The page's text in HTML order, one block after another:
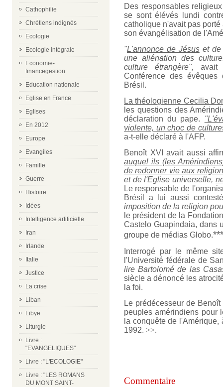
Cathophilie
Chrétiens indignés
Ecologie
Ecologie intégrale
Economie-
financegestion
Education nationale
Eglise en France
Eglises
En 2012
Europe
Evangiles
Famille
Guerre
Histoire
Idées
Intelligence artificielle
Iran
Irlande
Italie
Justice
La crise
Liban
Libye
Liturgie
Livre :
"EVANGELIQUES"
Livre : "L'ECOLOGIE"
Livre : "LES ROMANS
DU MONT SAINT-
Des responsables
se sont élévés lundi
catholique n'avait pas
son évangélisation de
"L'annonce de Jésuset
une aliénation des
culture étrangère",
avait
Conférence des
Brésil.
La théologienne Cecilia
les questions des
déclaration du pape.
violente, un choc de
a-t-elle déclaré à l'AFP.
Benoît XVI avait aussi
auquel ils (les
de redonner vie aux
et de l'Eglise universelle,
Le responsable de
Brésil a lui aussi
imposition de la religion
le président de la
Castelo Guapindaia, dans
groupe de médias Globo.***
Interrogé par le même
l'Université fédérale de
lire Bartolomé de las
siècle a dénoncé les
la foi.
Le prédécesseur de
peuples amérindiens pour
la conquête de
1992. >>.
Commentaire